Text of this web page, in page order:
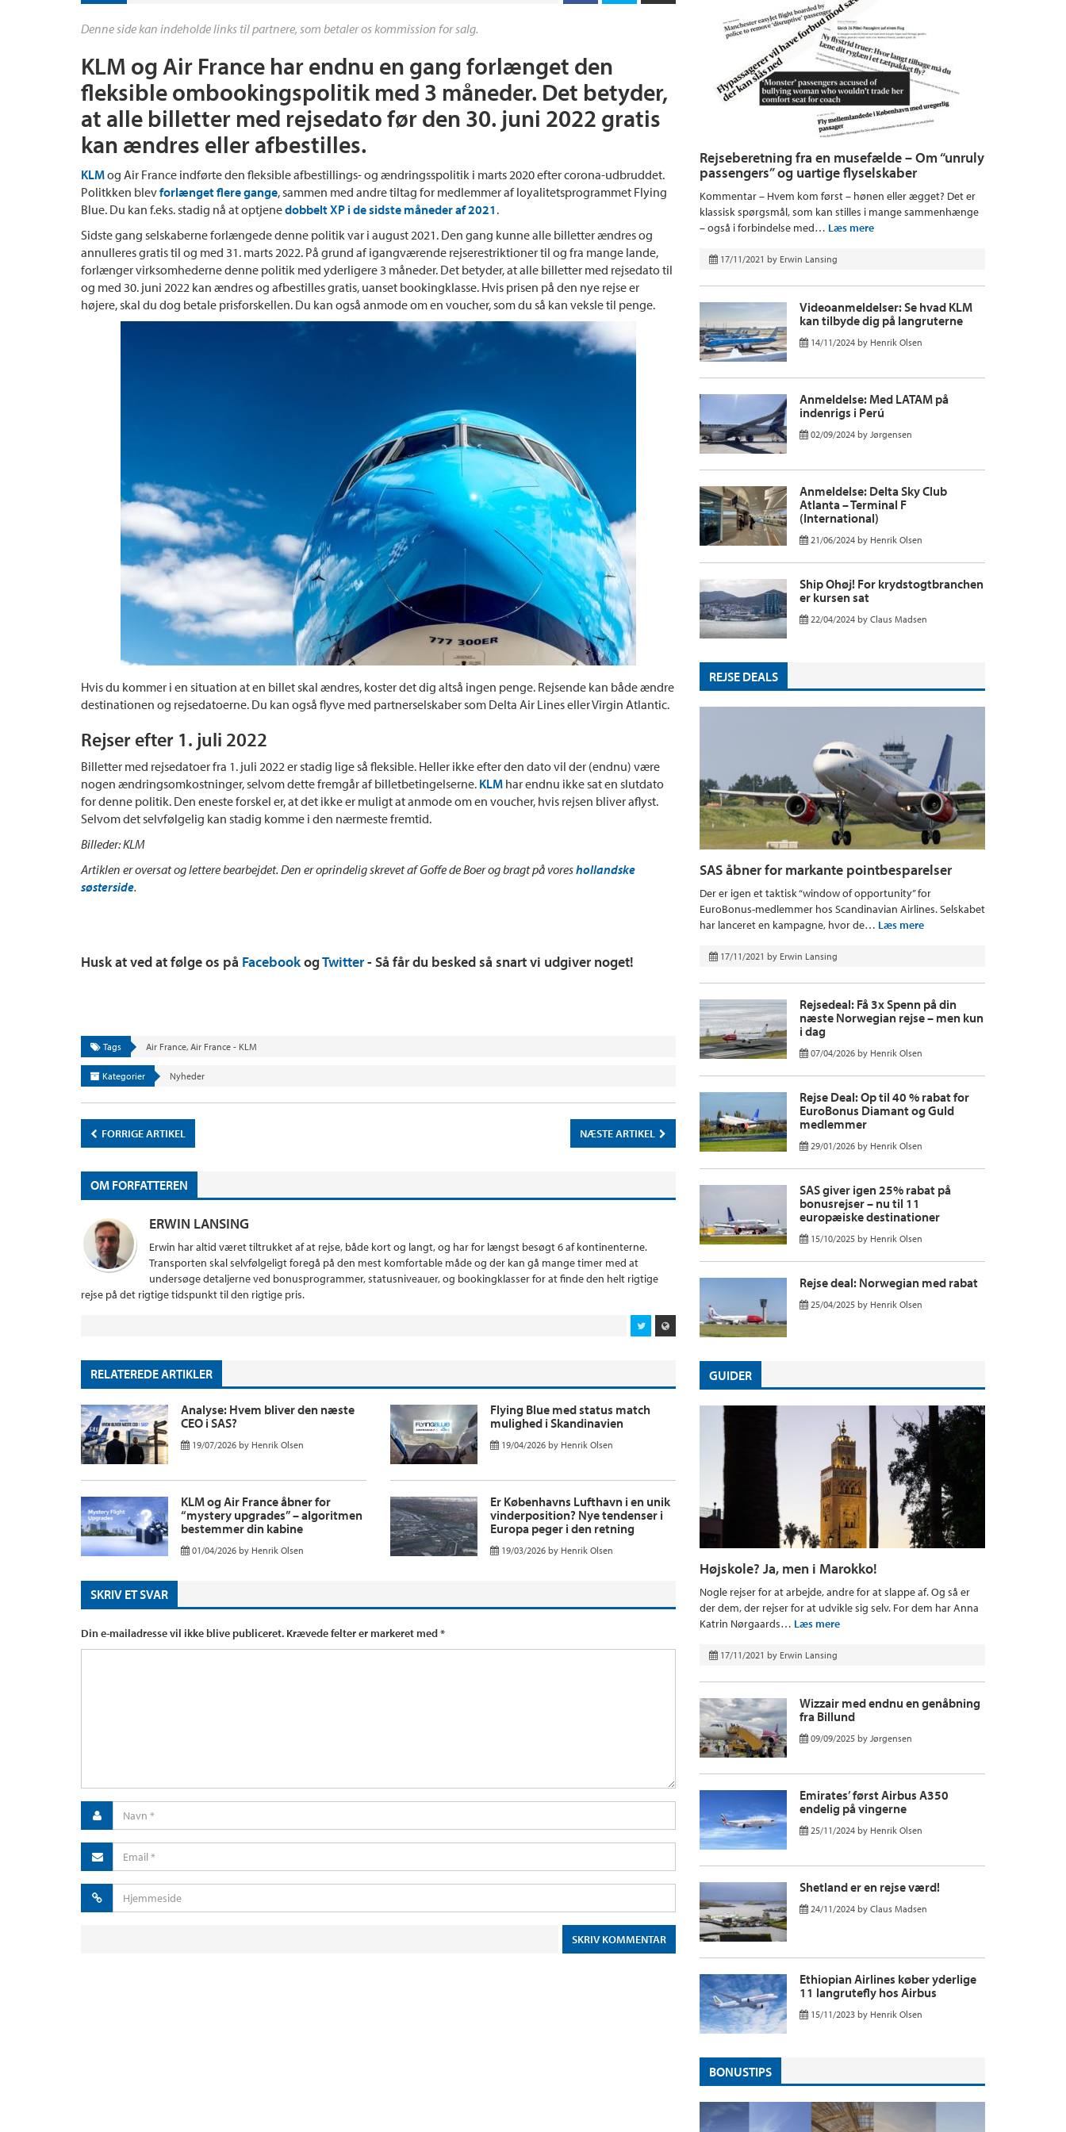
Denne side kan indeholde links til partnere, som betaler os kommission for salg.
KLM og Air France har endnu en gang forlænget den
fleksible ombookingspolitik med 3 måneder. Det betyder,
at alle billetter med rejsedato før den 30. juni 2022 gratis
kan ændres eller afbestilles.
KLMog Air France indførte den fleksible afbestillings- og ændringsspolitik i marts 2020 efter corona-udbruddet.
Politkken blevforlænget flere gange, sammen med andre tiltag for medlemmer af loyalitetsprogrammet Flying
Blue. Du kan f.eks. stadig nå at optjenedobbelt XP i de sidste måneder af 2021 .
Sidste gang selskaberne forlængede denne politik var i august 2021. Den gang kunne alle billetter ændres og
annulleres gratis til og med 31. marts 2022. På grund af igangværende rejserestriktioner til og fra mange lande,
forlænger virksomhederne denne politik med yderligere 3 måneder. Det betyder, at alle billetter med rejsedato til
og med 30. juni 2022 kan ændres og afbestilles gratis, uanset bookingklasse. Hvis prisen på den nye rejse er
højere, skal du dog betale prisforskellen. Du kan også anmode om en voucher, som du så kan veksle til penge.
Hvis du kommer i en situation at en billet skal ændres, koster det dig altså ingen penge. Rejsende kan både ændre
destinationen og rejsedatoerne. Du kan også flyve med partnerselskaber som Delta Air Lines eller Virgin Atlantic.
Rejser efter 1. juli 2022
Billetter med rejsedatoer fra 1. juli 2022 er stadig lige så fleksible. Heller ikke efter den dato vil der (endnu) være
nogen ændringsomkostninger, selvom dette fremgår af billetbetingelserne. KLM har endnu ikke sat en slutdato
for denne politik. Den eneste forskel er, at det ikke er muligt at anmode om en voucher, hvis rejsen bliver aflyst.
Selvom det selvfølgelig kan stadig komme i den nærmeste fremtid.
Billeder: KLM
Artiklen er oversat og lettere bearbejdet. Den er oprindelig skrevet af Goffe de Boer og bragt på voreshollandske
søsterside.
Husk at ved at følge os på FacebookogTwitter- Så får du besked så snart vi udgiver noget!
Tags Air France, Air France - KLM
Kategorier Nyheder
FORRIGE ARTIKEL NÆSTE ARTIKEL
OM FORFATTEREN
ERWIN LANSING
Erwin har altid været tiltrukket af at rejse, både kort og langt, og har for længst besøgt 6 af kontinenterne.
Transporten skal selvfølgeligt foregå på den mest komfortable måde og der kan gå mange timer med at
undersøge detaljerne ved bonusprogrammer, statusniveauer, og bookingklasser for at finde den helt rigtige
rejse på det rigtige tidspunkt til den rigtige pris.
RELATEREDE ARTIKLER
Analyse: Hvem bliver den næste
CEO i SAS?
19/07/2026 by Henrik Olsen
Flying Blue med status match
mulighed i Skandinavien
19/04/2026 by Henrik Olsen
KLM og Air France åbner for
“mystery upgrades” – algoritmen
bestemmer din kabine
01/04/2026 by Henrik Olsen
Er Københavns Lufthavn i en unik
vinderposition? Nye tendenser i
Europa peger i den retning
19/03/2026 by Henrik Olsen
SKRIV ET SVAR
Din e-mailadresse vil ikke blive publiceret. Krævede felter er markeret med*
Rejseberetning fra en musefælde – Om “unruly
passengers” og uartige flyselskaber
Kommentar – Hvem kom først – hønen eller ægget? Det er
klassisk spørgsmål, som kan stilles i mange sammenhænge
– også i forbindelse med… Læs mere
17/11/2021 by Erwin Lansing
Videoanmeldelser: Se hvad KLM
kan tilbyde dig på langruterne
14/11/2024 by Henrik Olsen
Anmeldelse: Med LATAM på
indenrigs i Perú
02/09/2024 by Jørgensen
Anmeldelse: Delta Sky Club
Atlanta – Terminal F
(International)
21/06/2024 by Henrik Olsen
Ship Ohøj! For krydstogtbranchen
er kursen sat
22/04/2024 by Claus Madsen
REJSE DEALS
SAS åbner for markante pointbesparelser
Der er igen et taktisk “window of opportunity” for
EuroBonus-medlemmer hos Scandinavian Airlines. Selskabet
har lanceret en kampagne, hvor de… Læs mere
17/11/2021 by Erwin Lansing
Rejsedeal: Få 3x Spenn på din
næste Norwegian rejse – men kun
i dag
07/04/2026 by Henrik Olsen
Rejse Deal: Op til 40 % rabat for
EuroBonus Diamant og Guld
medlemmer
29/01/2026 by Henrik Olsen
SAS giver igen 25% rabat på
bonusrejser – nu til 11
europæiske destinationer
15/10/2025 by Henrik Olsen
Rejse deal: Norwegian med rabat
25/04/2025 by Henrik Olsen
GUIDER
Højskole? Ja, men i Marokko!
Nogle rejser for at arbejde, andre for at slappe af. Og så er
der dem, der rejser for at udvikle sig selv. For dem har Anna
Katrin Nørgaards… Læs mere
17/11/2021 by Erwin Lansing
Wizzair med endnu en genåbning
fra Billund
09/09/2025 by Jørgensen
Emirates’ først Airbus A350
endelig på vingerne
25/11/2024 by Henrik Olsen
Shetland er en rejse værd!
24/11/2024 by Claus Madsen
Ethiopian Airlines køber yderlige
11 langrutefly hos Airbus
15/11/2023 by Henrik Olsen
BONUSTIPS